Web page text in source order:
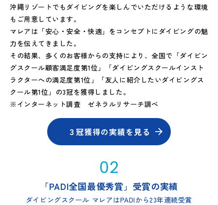
沖縄リゾートでもダイビングを楽しんでいただけるような環境
もご用意しています。
マレアは「安心・安全・快適」をコンセプトにダイビングの魅
力を伝えてきました。
その結果、多くのお客様からの支持により、全国で「ダイビン
グスクール顧客満足度第1位」「ダイビングスクールインスト
ラクターへの満足度第1位」「友人に紹介したいダイビングス
クール第1位」の3冠を獲得しました。
※インターネット調査 ゼネラルリサーチ調べ
３冠獲得の実績を見る
02
「PADI全国最優秀賞」受賞の実績
ダイビングスクール マレアはPADIから23年連続受賞